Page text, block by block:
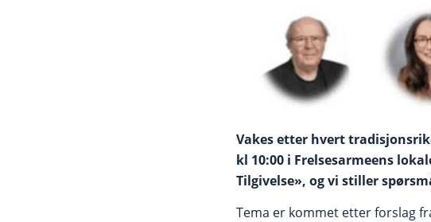
Vakes etter hvert
kl 10:00 i Frelsesarmeens
Tilgivelse», og vi stiller
Tema er kommet etter forslag